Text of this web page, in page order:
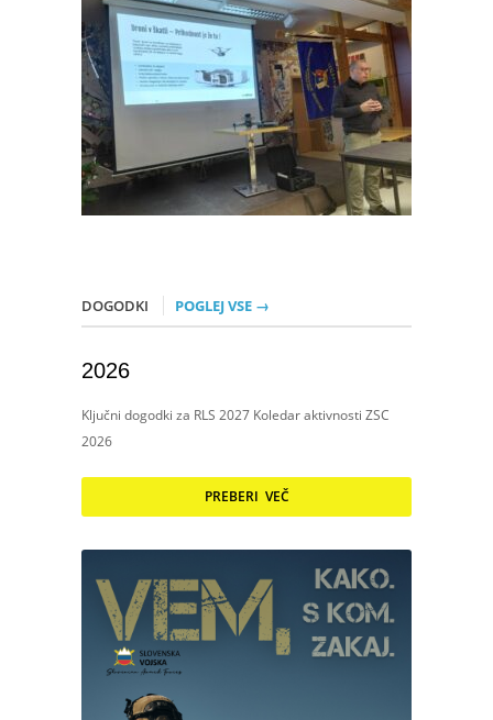
DOGODKI POGLEJ VSE →
2026
Ključni dogodki za RLS 2027 Koledar aktivnosti ZSC
2026
PREBERI VEČ